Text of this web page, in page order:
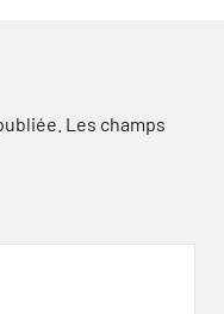
Les champs